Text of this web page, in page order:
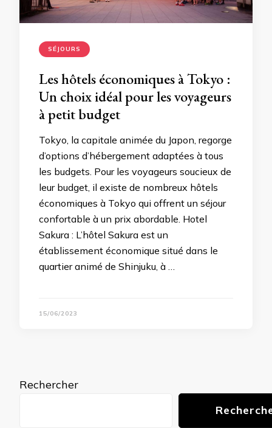
SÉJOURS
Les hôtels économiques à Tokyo :
Un choix idéal pour les voyageurs
à petit budget
Tokyo, la capitale animée du Japon, regorge
d’options d’hébergement adaptées à tous
les budgets. Pour les voyageurs soucieux de
leur budget, il existe de nombreux hôtels
économiques à Tokyo qui offrent un séjour
confortable à un prix abordable. Hotel
Sakura : L’hôtel Sakura est un
établissement économique situé dans le
quartier animé de Shinjuku, à …
15/06/2023
Rechercher